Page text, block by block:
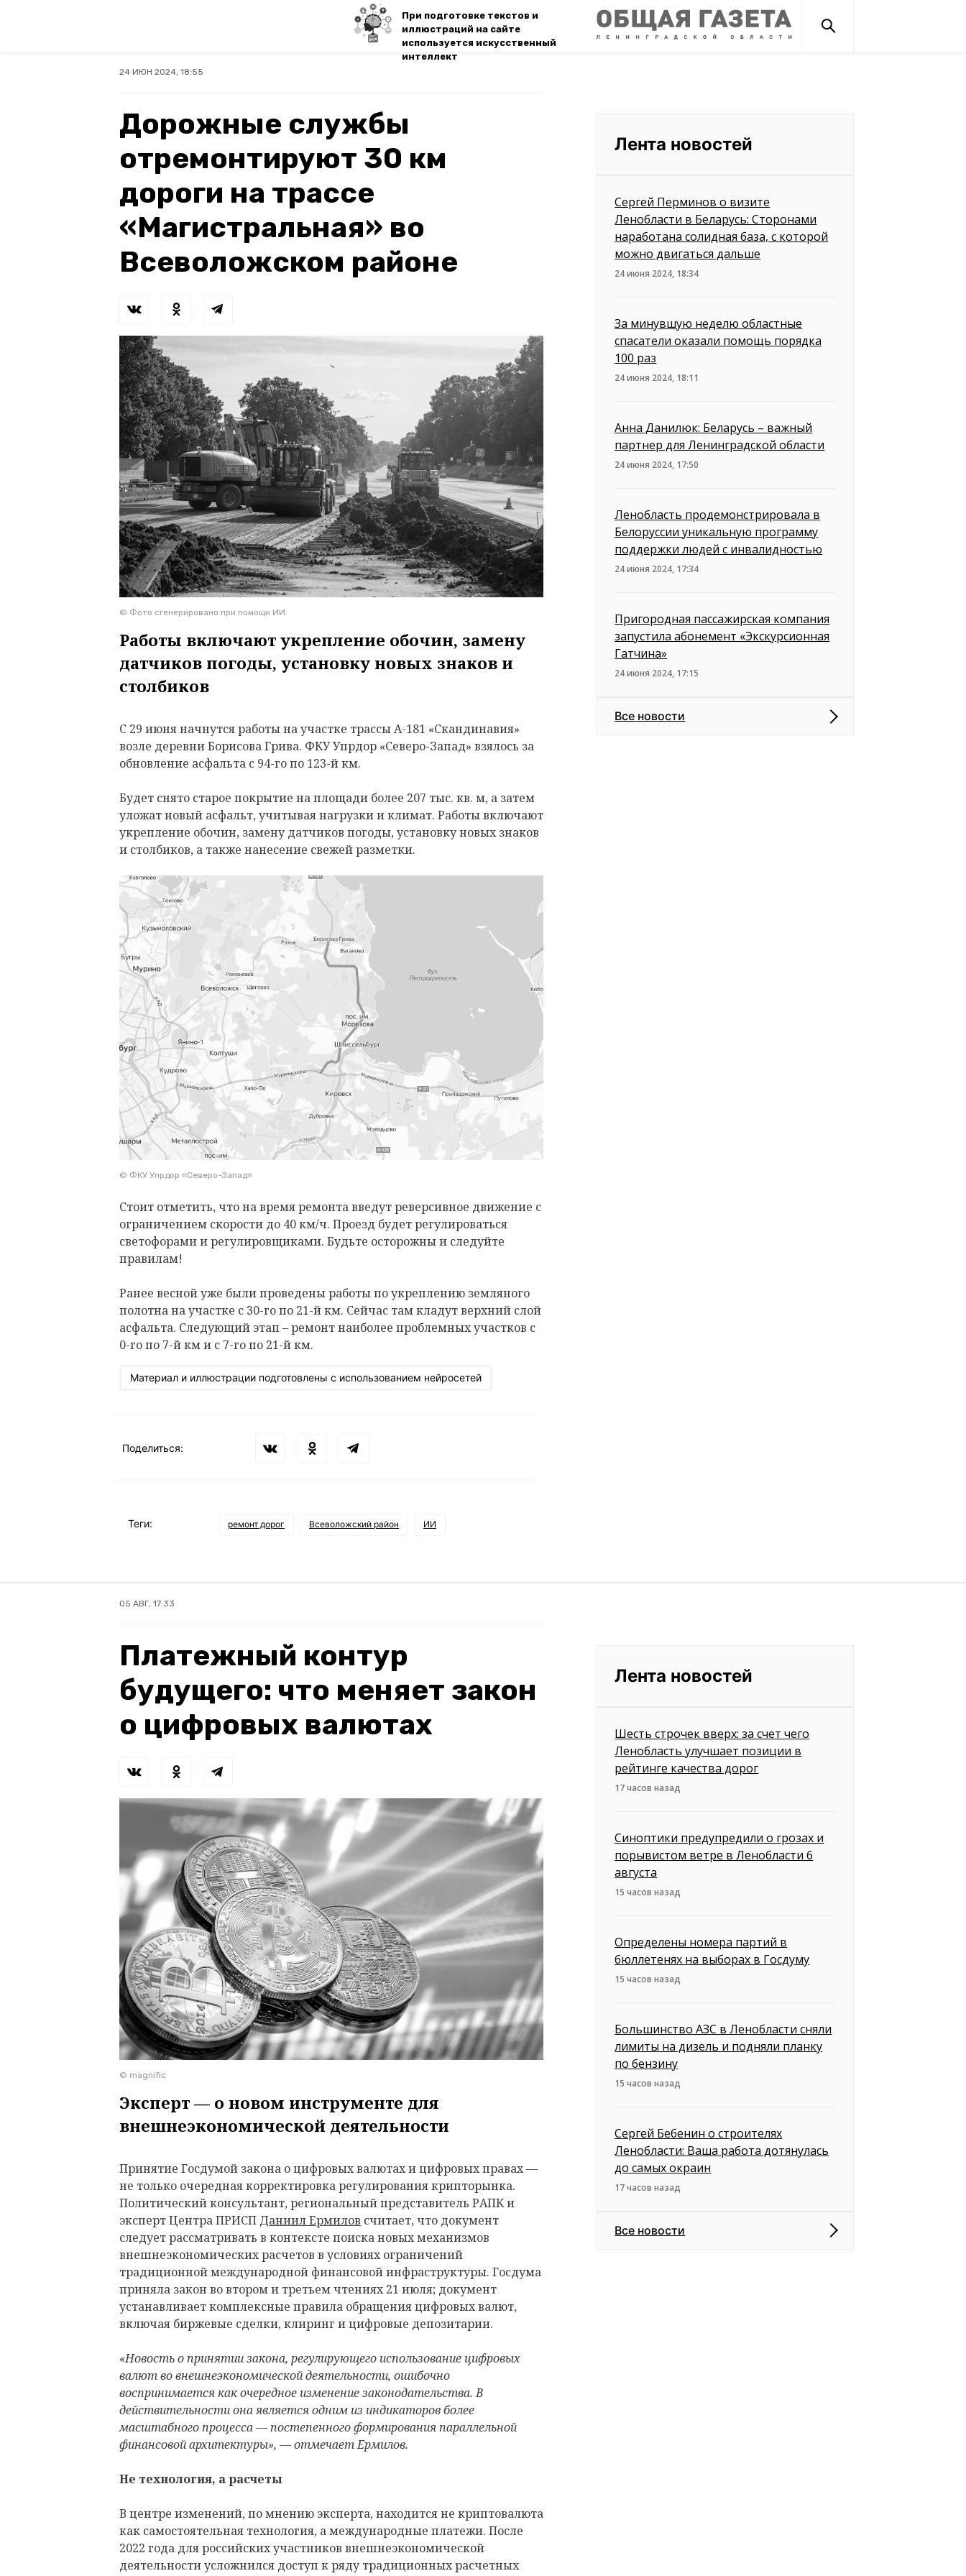
При подготовке текстов и
иллюстраций на сайте
используется искусственный
интеллект
24 ИЮН 2024, 18:55
Дорожные службы
отремонтируют 30 км
дороги на трассе
«Магистральная» во
Всеволожском районе
© Фото сгенерировано при помощи ИИ
Работы включают укрепление обочин, замену
датчиков погоды, установку новых знаков и
столбиков
С 29 июня начнутся работы на участке трассы А-181 «Скандинавия»
возле деревни Борисова Грива. ФКУ Упрдор «Северо-Запад» взялось за
обновление асфальта с 94-го по 123-й км.
Будет снято старое покрытие на площади более 207 тыс. кв. м, а затем
уложат новый асфальт, учитывая нагрузки и климат. Работы включают
укрепление обочин, замену датчиков погоды, установку новых знаков
и столбиков, а также нанесение свежей разметки.
© ФКУ Упрдор «Северо-Запад»
Стоит отметить, что на время ремонта введут реверсивное движение с
ограничением скорости до 40 км/ч. Проезд будет регулироваться
светофорами и регулировщиками. Будьте осторожны и следуйте
правилам!
Ранее весной уже были проведены работы по укреплению земляного
полотна на участке с 30-го по 21-й км. Сейчас там кладут верхний слой
асфальта. Следующий этап – ремонт наиболее проблемных участков с
0-го по 7-й км и с 7-го по 21-й км.
Материал и иллюстрации подготовлены с использованием нейросетей
Поделиться:
Теги: ремонт дорог Всеволожский район ИИ
Лента новостей
Сергей Перминов о визите
Ленобласти в Беларусь: Сторонами
наработана солидная база, с которой
можно двигаться дальше
24 июня 2024, 18:34
За минувшую неделю областные
спасатели оказали помощь порядка
100 раз
24 июня 2024, 18:11
Анна Данилюк: Беларусь – важный
партнер для Ленинградской области
24 июня 2024, 17:50
Ленобласть продемонстрировала в
Белоруссии уникальную программу
поддержки людей с инвалидностью
24 июня 2024, 17:34
Пригородная пассажирская компания
запустила абонемент «Экскурсионная
Гатчина»
24 июня 2024, 17:15
Все новости
05 АВГ, 17:33
Платежный контур
будущего: что меняет закон
о цифровых валютах
© magnific
Эксперт — о новом инструменте для
внешнеэкономической деятельности
Принятие Госдумой закона о цифровых валютах и цифровых правах —
не только очередная корректировка регулирования крипторынка.
Политический консультант, региональный представитель РАПК и
эксперт Центра ПРИСП Даниил Ермилов считает, что документ
следует рассматривать в контексте поиска новых механизмов
внешнеэкономических расчетов в условиях ограничений
традиционной международной финансовой инфраструктуры. Госдума
приняла закон во втором и третьем чтениях 21 июля; документ
устанавливает комплексные правила обращения цифровых валют,
включая биржевые сделки, клиринг и цифровые депозитарии.
«Новость о принятии закона, регулирующего использование цифровых
валют во внешнеэкономической деятельности, ошибочно
воспринимается как очередное изменение законодательства. В
действительности она является одним из индикаторов более
масштабного процесса — постепенного формирования параллельной
финансовой архитектуры», — отмечает Ермилов.
Не технология, а расчеты
В центре изменений, по мнению эксперта, находится не криптовалюта
как самостоятельная технология, а международные платежи. После
2022 года для российских участников внешнеэкономической
деятельности усложнился доступ к ряду традиционных расчетных
Лента новостей
Шесть строчек вверх: за счет чего
Ленобласть улучшает позиции в
рейтинге качества дорог
17 часов назад
Синоптики предупредили о грозах и
порывистом ветре в Ленобласти 6
августа
15 часов назад
Определены номера партий в
бюллетенях на выборах в Госдуму
15 часов назад
Большинство АЗС в Ленобласти сняли
лимиты на дизель и подняли планку
по бензину
15 часов назад
Сергей Бебенин о строителях
Ленобласти: Ваша работа дотянулась
до самых окраин
17 часов назад
Все новости